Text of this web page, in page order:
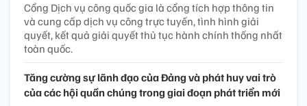
Cổng Dịch vụ công quốc gia là cổng tích hợp thông tin
và cung cấp dịch vụ công trực tuyến, tình hình giải
quyết, kết quả giải quyết thủ tục hành chính thống nhất
toàn quốc.
Tăng cường sự lãnh đạo của Đảng và phát huy vai trò
của các hội quần chúng trong giai đoạn phát triển mới